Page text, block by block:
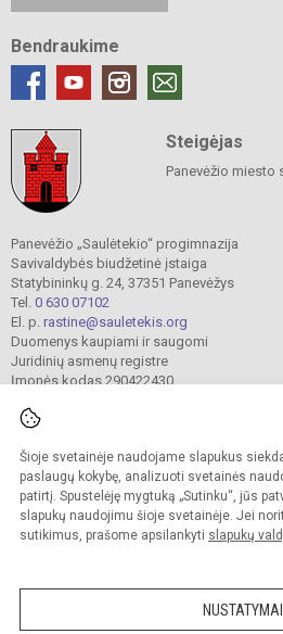
Šioje svetainėje naudojame slapukus
paslaugų kokybę, analizuoti svetainės
patirtį. Spustelėję mygtuką „Sutinku“, jūs
slapukų naudojimu šioje svetainėje. Jei
sutikimus, prašome apsilankyti slapukų
NUSTATYMAI
Bendraukime
Steigėjas
Panevėžio miesto
Panevėžio „Saulėtekio“ progimnazija
Savivaldybės biudžetinė įstaiga
Statybininkų g. 24, 37351 Panevėžys
Tel. 0 630 07102
El. p. rastine@sauletekis.org
Duomenys kaupiami ir saugomi
Juridinių asmenų registre
Įmonės kodas 290422430
© 2022. Panevėžio „Saulėtekio“
Kopijuoti turinį be raštiško progimnazijos
Prieinamumo paraiška
Sumanus būdas atnaujinti